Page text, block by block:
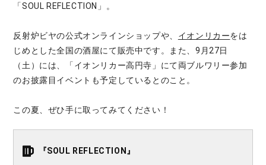
「SOUL REFLECTION」。
反射炉ビヤの公式オンラインショップや、 イオンリカーをは
じめとした全国の酒屋にて販売中です。また、9月27日
（土）には、「イオンリカー高円寺」にて両ブルワリー参加
のお披露目イベントも予定しているとのこと。
この夏、ぜひ手に取ってみてください！
『SOUL REFLECTION』